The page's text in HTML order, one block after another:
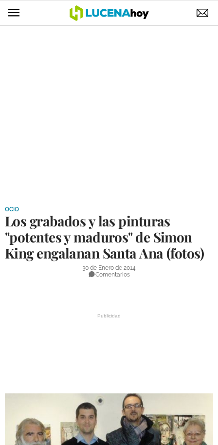
DEPORTES
COMPETICIONES
NECROLÓGICAS
OCIO
Los grabados y las pinturas
"potentes y maduros" de Simon
King engalanan Santa Ana (fotos)
30 de Enero de 2014
Comentarios